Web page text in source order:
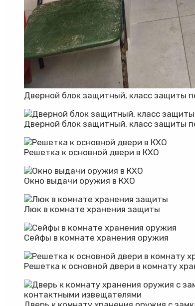
Дверной блок защитный, класс защиты
Дверной блок защитный, класс защиты
Решетка к основной двери в КХО
Окно выдачи оружия в КХО
Люк в комнате хранения защиты
Сейфы в комнате хранения оружия
Решетка к основной двери в комнату